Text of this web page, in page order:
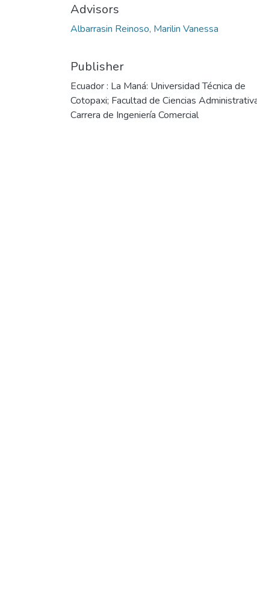
Advisors
Albarrasin Reinoso, Marilin Vanessa
Publisher
Ecuador : La Maná: Universidad Técnica de
Cotopaxi; Facultad de Ciencias
Carrera de Ingeniería Comercial